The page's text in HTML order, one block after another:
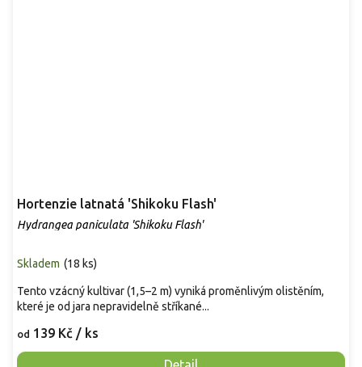
Hortenzie latnatá 'Shikoku Flash'
Hydrangea paniculata 'Shikoku Flash'
Skladem (18 ks)
od 139 Kč / ks
Tento vzácný kultivar (1,5–2 m) vyniká proměnlivým olistěním,
které je od jara nepravidelně stříkané...